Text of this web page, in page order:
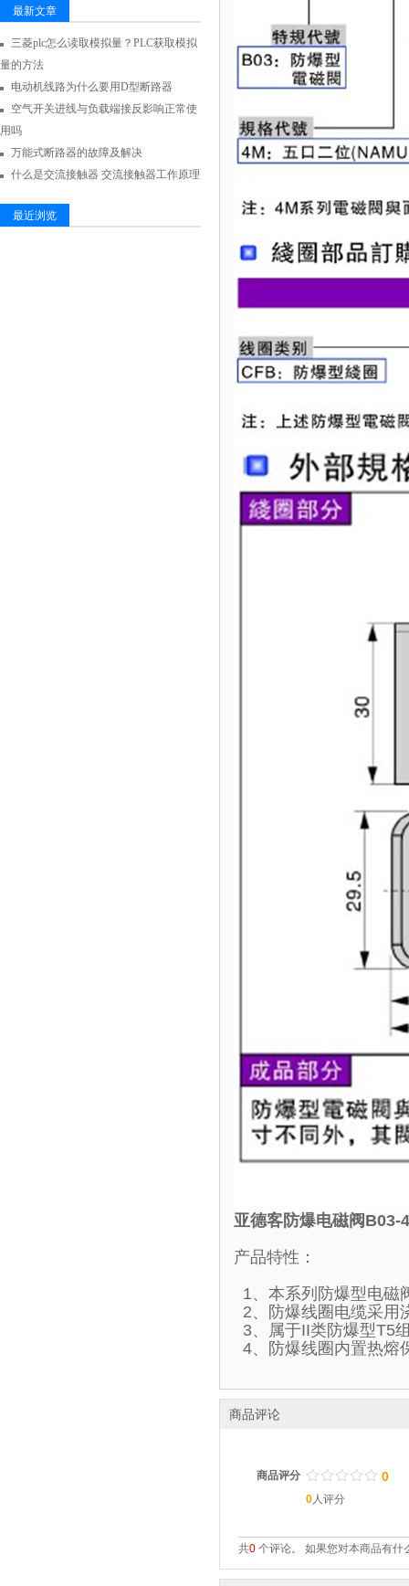
最新文章
三菱plc怎么读取模拟量？PLC获取模拟
量的方法
电动机线路为什么要用D型断路器
空气开关进线与负载端接反影响正常使
用吗
万能式断路器的故障及解决
什么是交流接触器 交流接触器工作原理
最近浏览
亚德客防爆电磁阀B03-
产品特性：
1、本系列防爆型电磁
2、防爆线圈电缆采用
3、属于II类防爆型T5
4、防爆线圈内置热熔
商品评论
商品评分 / / / / /
. . . . . 0
0人评分
共0 个评论。 如果您对本商品有什